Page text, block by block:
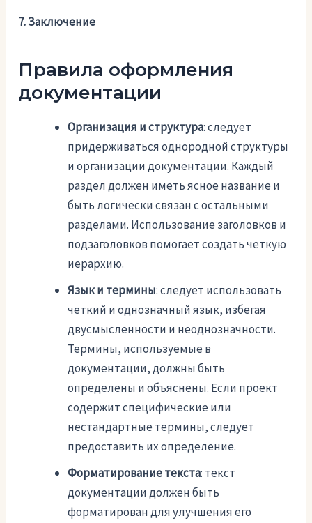
7. Заключение
Правила оформления
документации
Организация и структура: следует
придерживаться однородной структуры
и организации документации. Каждый
раздел должен иметь ясное название и
быть логически связан с остальными
разделами. Использование заголовков и
подзаголовков помогает создать четкую
иерархию.
Язык и термины: следует использовать
четкий и однозначный язык, избегая
двусмысленности и неоднозначности.
Термины, используемые в
документации, должны быть
определены и объяснены. Если проект
содержит специфические или
нестандартные термины, следует
предоставить их определение.
Форматирование текста: текст
документации должен быть
форматирован для улучшения его